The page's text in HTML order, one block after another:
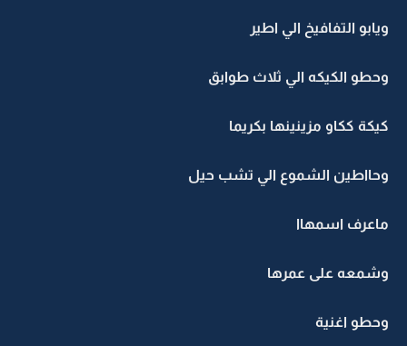
ويابو التفافيخ الي اطير
وحطو الكيكه الي ثلاث طوابق
كيكة ككاو مزينينها بكريما
وحااطين الشموع الي تشب حيل
ماعرف اسمهاا
وشمعه على عمرها
وحطو اغنية